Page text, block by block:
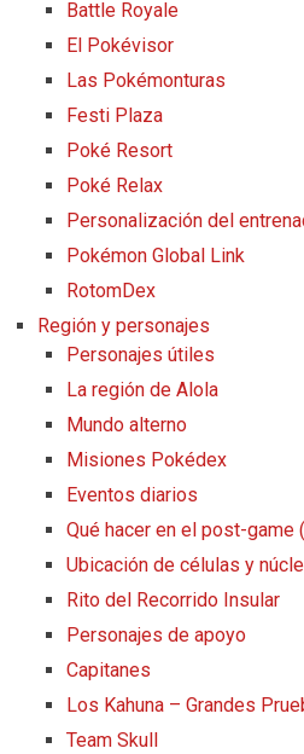
Battle Royale
El Pokévisor
Las Pokémonturas
Festi Plaza
Poké Resort
Poké Relax
Personalización del
Pokémon Global Link
RotomDex
Región y personajes
Personajes útiles
La región de Alola
Mundo alterno
Misiones Pokédex
Eventos diarios
Qué hacer en el post-
Ubicación de células y
Rito del Recorrido Insular
Personajes de apoyo
Capitanes
Los Kahuna – Grandes
Team Skull